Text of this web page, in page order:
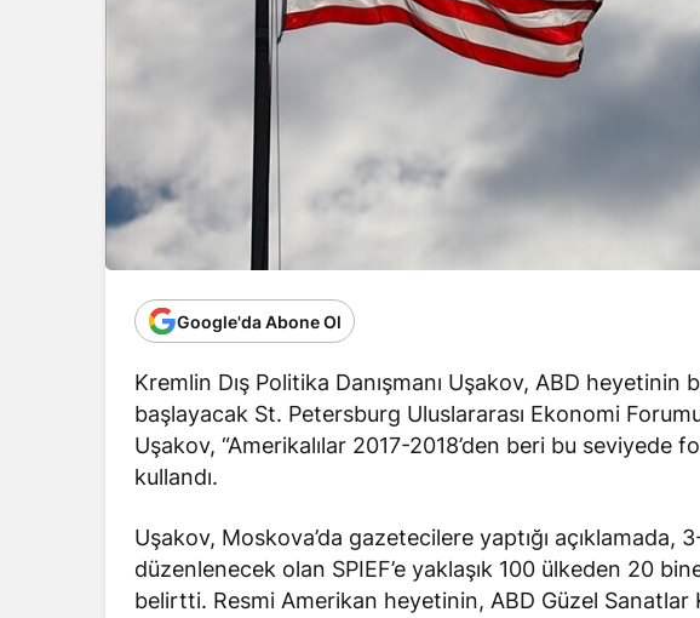
Google'da Abone Ol
Kremlin Dış Politika Danışmanı Uşakov, ABD heyetinin
başlayacak St. Petersburg Uluslararası Ekonomi
Uşakov, “Amerikalılar 2017-2018’den beri bu seviyede
kullandı.
Uşakov, Moskova’da gazetecilere yaptığı açıklamada,
düzenlenecek olan SPIEF’e yaklaşık 100 ülkeden 20
belirtti. Resmi Amerikan heyetinin, ABD Güzel Sanatlar